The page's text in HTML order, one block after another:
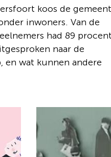
koos de
inwoners. Van de
had 89 procent
naar de
en wat kunnen andere